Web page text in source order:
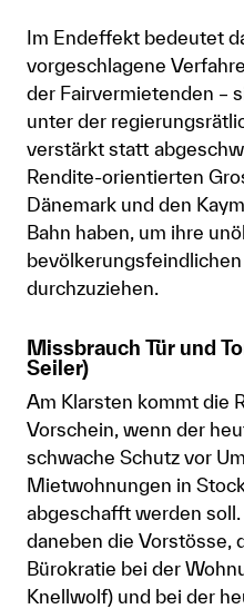
Im Endeffekt bedeutet
vorgeschlagene
der Fairvermietenden –
unter der
verstärkt statt
Rendite-orientierten
Dänemark und den
Bahn haben, um ihre
durchzuziehen.
Missbrauch Tür und
Seiler)
Am Klarsten kommt die
Vorschein, wenn der
schwache Schutz vor
Mietwohnungen in
abgeschafft werden
daneben die Vorstösse,
Bürokratie bei der
Knellwolf) und bei der